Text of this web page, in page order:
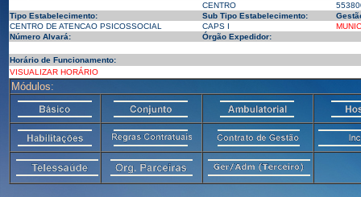
CENTRO
Tipo Estabelecimento:
Sub Tipo Estabelecimento:
CENTRO DE ATENCAO PSICOSSOCIAL
CAPS I
Número Alvará:
Órgão Expedidor:
Horário de Funcionamento:
VISUALIZAR HORÁRIO
Módulos: